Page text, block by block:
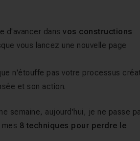
d'avancer dansvos constructions
vous lancez une nouvelle page
n'étouffe pas votre processus
et son action.
semaine, aujourd'hui, je ne passe
8 techniques pour perdre le